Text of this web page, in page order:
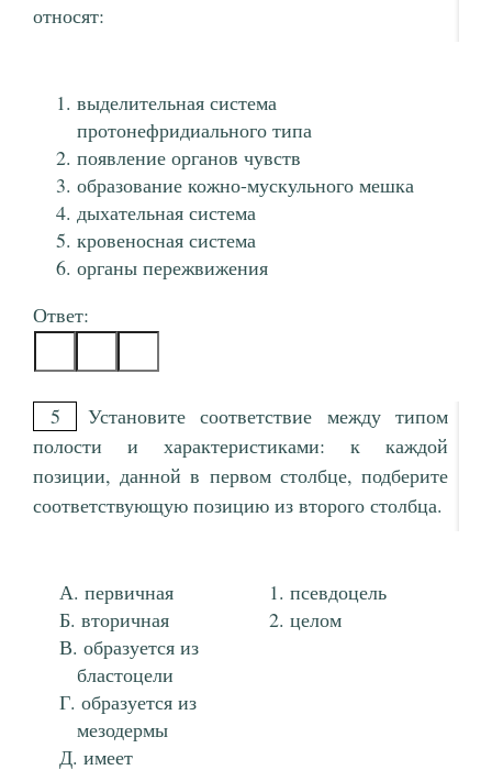
относят:
выделительная система
протонефридиального типа
появление органов чувств
образование кожно-мускульного мешка
дыхательная система
кровеносная система
органы пережвижения
Ответ:
5
Установите соответствие между типом
полости и характеристиками: к каждой
позиции, данной в первом столбце, подберите
соответствующую позицию из второго столбца.
первичная
вторичная
образуется из
бластоцели
образуется из
мезодермы
имеет
псевдоцель
целом